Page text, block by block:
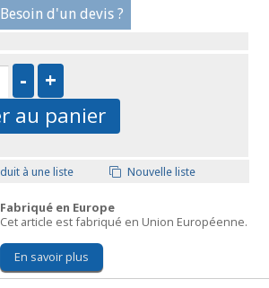
Besoin d'un devis ?
au panier
à une liste Nouvelle liste
Fabriqué en Europe
Cet article est fabriqué en Union Européenne.
En savoir plus